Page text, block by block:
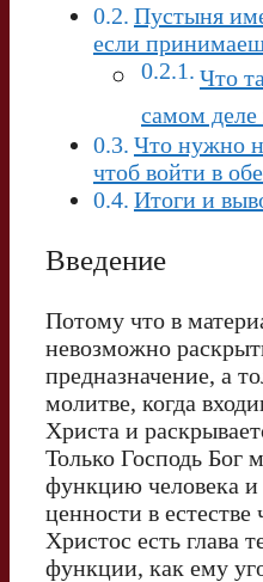
Пустыня
если
Что
самом деле
Что нужно
чтоб войти в
Итоги и
Введение
Потому что в
невозможно
предназначение, а
молитве, когда
Христа и
Только Господь Бог
функцию человека и
ценности в естестве
Христос есть глава
функции, как ему